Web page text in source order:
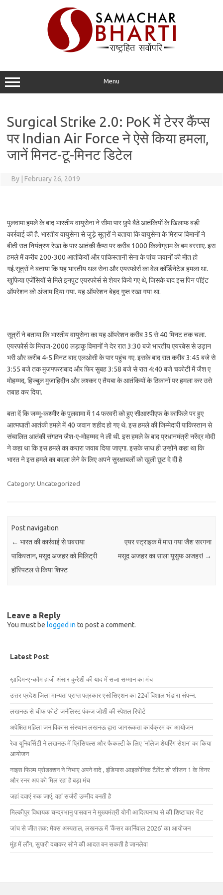
Menu
Surgical Strike 2.0: PoK में टेरर कैंप्स
पर Indian Air Force ने ऐसे किया हमला,
जानें मिनट-टू-मिनट डिटेल
By February 26, 2019
पुलवामा हमले के बाद भारतीय वायुसेना ने सीमा पार छुपे बैठे आतंकियों के खिलाफ बड़ी
कार्रवाई की है. भारतीय वायुसेना से जुड़े सूत्रों ने बताया कि वायुसेना के मिराज विमानों ने
बीती रात नियंत्रण रेखा के पार आतंकी कैंप्स पर करीब 1000 किलोग्राम के बम बरसाए. इस
हमले में करीब 200-300 आतंकियों और पाकिस्तानी सेना के पांच जवानों की मौत हो
गई.सूत्रों ने बताया कि यह भारतीय थल सेना और एयरफोर्स का वेल कॉर्डिनेटेड हमला था.
खुफिया एजेंसियों से मिले इनपुट एयरफोर्स से शेयर किये गए थे, जिसके बाद इस पिन पॉइंट
ऑपरेशन को अंजाम दिया गया. यह ऑपरेशन बेहद गुप्त रखा गया था.
सूत्रों ने बताया कि भारतीय वायुसेना का यह ऑपरेशन करीब 35 से 40 मिनट तक चला.
एयरफोर्स के मिराज-2000 लड़ाकू विमानों ने देर रात 3:30 बजे भारतीय एयरबेस से उड़ान
भरी और करीब 4-5 मिनट बाद एलओसी के पार पहुंच गए. इसके बाद रात करीब 3:45 बजे से
3:55 बजे तक मुजफ्फराबाद और फिर सुबह 3:58 बजे से रात 4:40 बजे चकोटी में जैश ए
मोहम्मद, हिज्बुल मुजाहिदीन और लश्कर ए तैयबा के आतंकियों के ठिकानों पर हमला कर उसे
तबाह कर दिया.
बता दें कि जम्मू-कश्मीर के पुलवामा में 14 फरवरी को हुए सीआरपीएफ के काफिले पर हुए
आत्मघाती आतंकी हमले में 40 जवान शहीद हो गए थे. इस हमले की जिम्मेदारी पाकिस्तान से
संचालित आतंकी संगठन जैश-ए-मोहम्मद ने ली थी. इस हमले के बाद प्रधानमंत्री नरेंद्र मोदी
ने कहा था कि इस हमले का करारा जवाब दिया जाएगा. इसके साथ ही उन्होंने कहा था कि
भारत ने इस हमले का बदला लेने के लिए अपने सुरक्षाबलों को खुली छूट दे दी है
Category: Uncategorized
Post navigation
← भारत की कार्रवाई से घबराया
पाकिस्तान, मसूद अजहर को मिलिट्री
हॉस्पिटल से किया शिफ्ट
एयर स्ट्राइक में मारा गया जैश सरगना
मसूद अजहर का साला यूसुफ अजहर! →
Leave a Reply
You must be logged in to post a comment.
Latest Post
ख़ादिम-ए-क़ौम हाजी अंसार कुरैशी की याद में सजा सम्मान का मंच
उत्तर प्रदेश जिला मान्यता प्राप्त पत्रकार एसोसिएशन का 22वाँ विशाल भंडारा संपन्न.
लखनऊ से चीफ फोटो जर्नलिस्ट पंकज जोशी की स्पेशल रिपोर्ट
अपेक्षित महिला जन विकास संस्थान लखनऊ द्वारा जागरूकता कार्यक्रम का आयोजन
रेवा यूनिवर्सिटी ने लखनऊ में प्रिंसिपल्स और फैकल्टी के लिए ‘नॉलेज शेयरिंग सेशन’ का किया
आयोजन
नाइस फिल्म प्रोडक्शन ने निभाए अपने वादे , इंडियास आइकोनिक टैलेंट शो सीजन 1 के विनर
और रनर अप को मिल रहा है बड़ा मंच
जहां दवाएं रुक जाएं, वहां सर्जरी उम्मीद बनती है
मिल्कीपुर विधायक चन्द्रभानु पासवान ने मुख्यमंत्री योगी आदित्यनाथ से की शिष्टाचार भेंट
जांच से जीत तक: मैक्स अस्पताल, लखनऊ में ‘कैंसर कार्निवाल 2026’ का आयोजन
मुंह में लौंग, सुपारी दबाकर सोने की आदत बन सकती है जानलेवा